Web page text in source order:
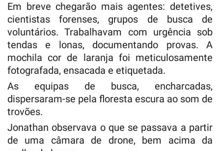
Em breve chegarão mais agentes: detetives,
cientistas forenses, grupos de busca de
voluntários. Trabalhavam com urgência sob
tendas e lonas, documentando provas. A
mochila cor de laranja foi meticulosamente
fotografada, ensacada e etiquetada.
As equipas de busca, encharcadas,
dispersaram-se pela floresta escura ao som de
trovões.
Jonathan observava o que se passava a partir
de uma câmara de drone, bem acima da